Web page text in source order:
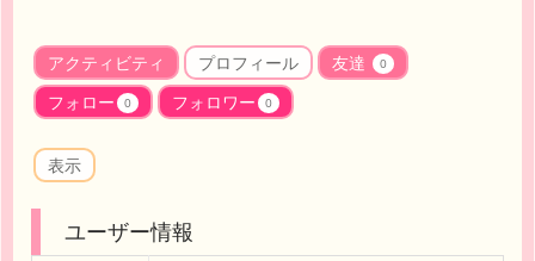
アクティビティ プロフィール 友達 0
フォロー 0 フォロワー 0
表示
ユーザー情報